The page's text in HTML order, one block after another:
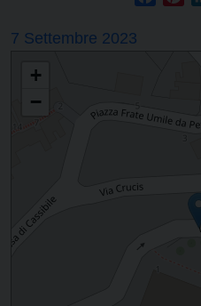
7 Settembre 2023
+
−